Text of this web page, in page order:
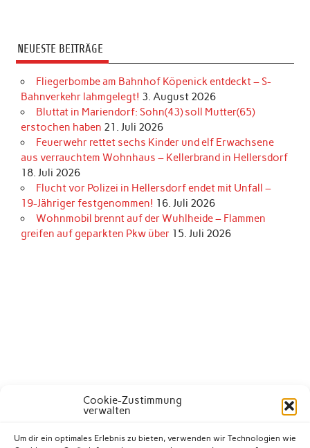
Cookie-Zustimmung
verwalten
Um dir ein optimales Erlebnis zu bieten, verwenden wir Technologien wie
NEUESTE BEITRÄGE
Fliegerbombe am Bahnhof Köpenick entdeckt – S-
Bahnverkehr lahmgelegt! 3. August 2026
Bluttat in Mariendorf: Sohn(43) soll Mutter(65)
erstochen haben 21. Juli 2026
Feuerwehr rettet sechs Kinder und elf Erwachsene
aus verrauchtem Wohnhaus – Kellerbrand in Hellersdorf
18. Juli 2026
Flucht vor Polizei in Hellersdorf endet mit Unfall –
19-Jähriger festgenommen! 16. Juli 2026
Wohnmobil brennt auf der Wuhlheide – Flammen
greifen auf geparkten Pkw über 15. Juli 2026